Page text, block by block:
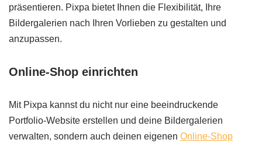
präsentieren. Pixpa bietet Ihnen die Flexibilität, Ihre
Bildergalerien nach Ihren Vorlieben zu gestalten und
anzupassen.
Online-Shop einrichten
Mit Pixpa kannst du nicht nur eine beeindruckende
Portfolio-Website erstellen und deine Bildergalerien
verwalten, sondern auch deinen eigenen Online-Shop